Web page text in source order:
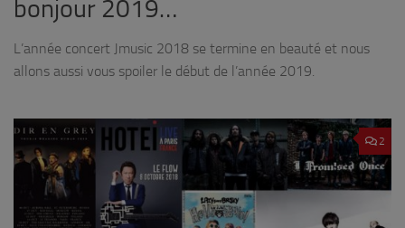
bonjour 2019…
L’année concert Jmusic 2018 se termine en beauté et nous
allons aussi vous spoiler le début de l’année 2019.
2